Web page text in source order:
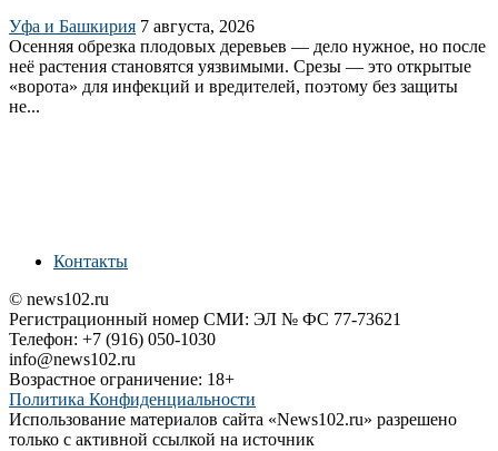
Уфа и Башкирия 7 августа, 2026
Осенняя обрезка плодовых деревьев — дело нужное, но после
неё растения становятся уязвимыми. Срезы — это открытые
«ворота» для инфекций и вредителей, поэтому без защиты
не...
Контакты
© news102.ru
Регистрационный номер СМИ: ЭЛ № ФС 77-73621
Телефон: +7 (916) 050-1030
info@news102.ru
Возрастное ограничение: 18+
Политика Конфиденциальности
Использование материалов сайта «News102.ru» разрешено
только с активной ссылкой на источник